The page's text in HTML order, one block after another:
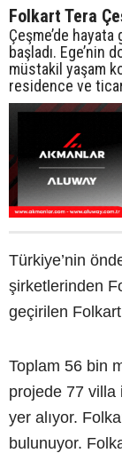
Folkart Tera
Çeşme’de
başladı. Ege’nin
müstakil yaşam
residence ve
Türkiye’nin
şirketlerinden
geçirilen
Toplam 56 bin
projede 77 villa
yer alıyor.
bulunuyor.